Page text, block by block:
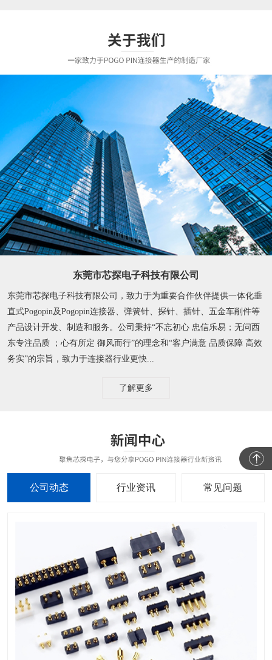
东莞市芯探电子科技有限公司
东莞市芯探电子科技有限公司，致力于为重要合作伙伴提供一体化垂
直式Pogopin及Pogopin连接器、弹簧针、探针、插针、五金车削件等
产品设计开发、制造和服务。公司秉持“不忘初心 忠信乐易；无问西
东专注品质 ；心有所定 御风而行”的理念和“客户满意 品质保障 高效
务实”的宗旨，致力于连接器行业更快...
了解更多
公司动态 行业资讯 常见问题